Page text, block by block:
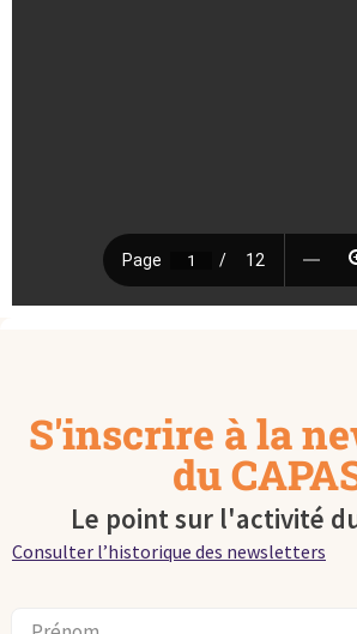
S'inscrire à la
du
Le point sur l'activité
Consulter l’historique des newsletters